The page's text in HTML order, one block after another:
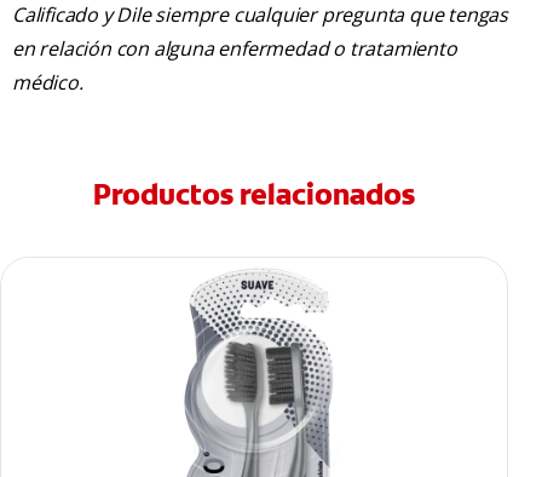
Calificado y Dile siempre cualquier pregunta que tengas
en relación con alguna enfermedad o tratamiento
médico.
Productos relacionados